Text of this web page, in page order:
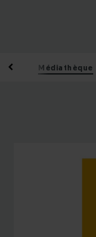
Médiathèque